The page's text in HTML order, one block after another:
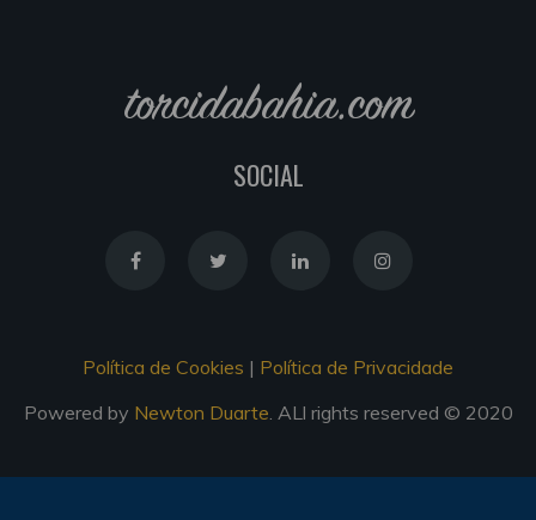
torcidabahia.com
SOCIAL
Política de Cookies | Política de Privacidade
Powered by Newton Duarte . ALl rights reserved © 2020